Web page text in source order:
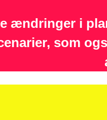
ændringer i
som